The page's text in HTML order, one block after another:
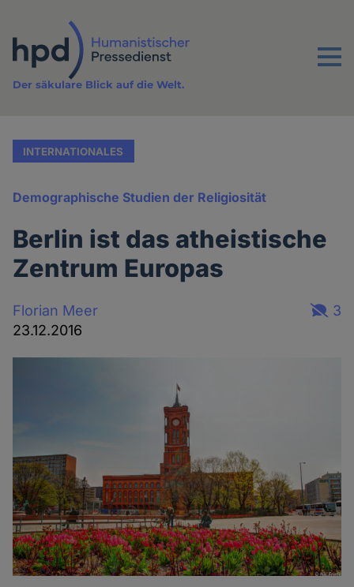
Inhalt
Menu
Der säkulare Blick auf die Welt.
INTERNATIONALES
Demographische Studien der Religiosität
Berlin ist das atheistische
Zentrum Europas
Florian Meer
23.12.2016
3